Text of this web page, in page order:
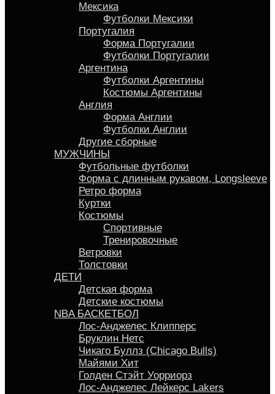
Мексика
Футболки Мексики
Португалия
Форма Португалии
Футболки Португалии
Аргентина
Футболки Аргентины
Костюмы Аргентины
Англия
Форма Англии
Футболки Англии
Другие сборные
МУЖЧИНЫ
Футбольные футболки
Форма с длинным рукавом, Longsleeve
Ретро форма
Куртки
Костюмы
Спортивные
Тренировочные
Ветровки
Толстовки
ДЕТИ
Детская форма
Детские костюмы
NBA БАСКЕТБОЛ
Лос-Анджелес Клипперс
Бруклин Нетс
Чикаго Буллз (Chicago Bulls)
Майями Хит
Голден Стэйт Уорриорз
Лос-Анджелес Лейкерс Lakers